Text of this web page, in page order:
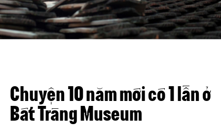
VN EN
Chuyện 10 năm mới có 1 lần ở
Bát Tràng Museum